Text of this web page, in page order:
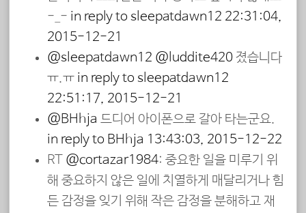
-_- in reply to sleepatdawn12 22:31:04,
2015-12-21
@sleepatdawn12 @luddite420 졌습니다
ㅠ.ㅠ in reply to sleepatdawn12
22:51:17, 2015-12-21
@BHhja 드디어 아이폰으로 갈아 타는군요.
in reply to BHhja 13:43:03, 2015-12-22
RT @cortazar1984: 중요한 일을 미루기 위
해 중요하지 않은 일에 치열하게 매달리거나 힘
든 감정을 잊기 위해 작은 감정을 분해하고 재